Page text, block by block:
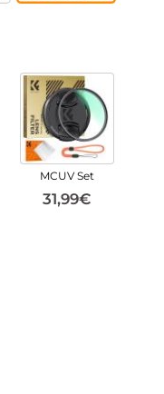
MCUV Set
31,99€